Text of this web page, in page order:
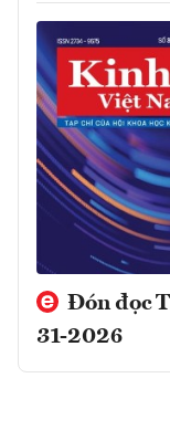
Đón đọc
31-2026